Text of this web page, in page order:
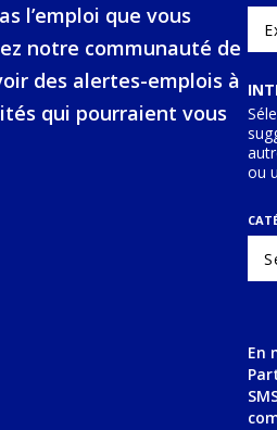
l’emploi que vous
notre communauté de
des alertes-emplois à
qui pourraient vous
ou
En